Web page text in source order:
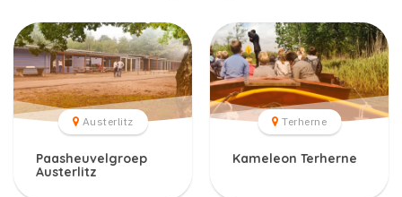
Austerlitz
Paasheuvelgroep
Austerlitz
Terherne
Kameleon Terherne